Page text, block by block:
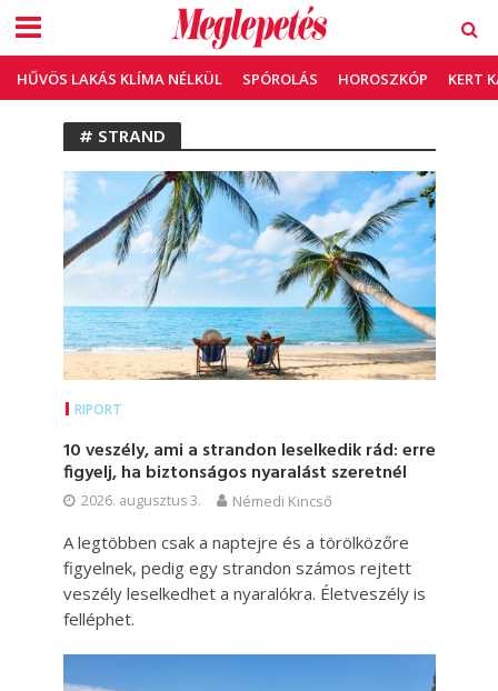
HŰVÖS LAKÁS KLÍMA NÉLKÜL SPÓROLÁS HOROSZKÓP KERT
# STRAND
RIPORT
10 veszély, ami a strandon leselkedik rád: erre
figyelj, ha biztonságos nyaralást szeretnél
2026. augusztus 3. Némedi Kincső
A legtöbben csak a naptejre és a törölközőre
figyelnek, pedig egy strandon számos rejtett
veszély leselkedhet a nyaralókra. Életveszély is
felléphet.